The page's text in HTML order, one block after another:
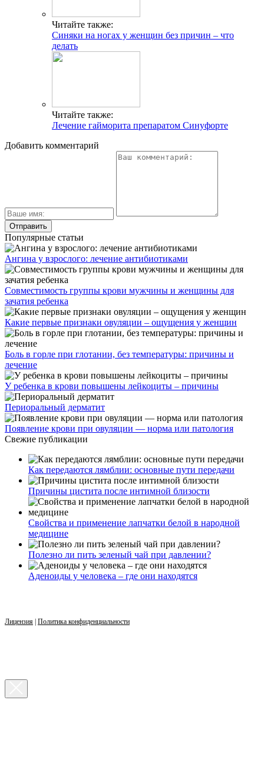
Читайте также:
Синяки на ногах у женщин без причин – что
делать
Читайте также:
Лечение гайморита препаратом Синуфорте
Добавить комментарий
Популярные статьи
Ангина у взрослого: лечение антибиотиками
Совместимость группы крови мужчины и женщины для
зачатия ребенка
Какие первые признаки овуляции – ощущения у женщин
Боль в горле при глотании, без температуры: причины и
лечение
У ребенка в крови повышены лейкоциты – причины
Периоральный дерматит
Появление крови при овуляции — норма или патология
Свежие публикации
Как передаются лямблии: основные пути передачи
Причины цистита после интимной близости
Свойства и применение лапчатки белой в народной
медицине
Полезно ли пить зеленый чай при давлении?
Аденоиды у человека – где они находятся
Лицензия Политика конфиденциальности